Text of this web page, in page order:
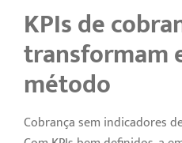
KPIs de
transformam
método
Cobrança sem indicadores